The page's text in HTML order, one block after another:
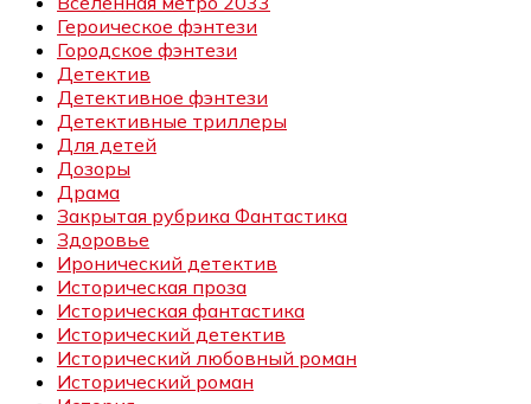
Героическое фэнтези
Городское фэнтези
Детектив
Детективное фэнтези
Детективные триллеры
Для детей
Дозоры
Драма
Закрытая рубрика Фантастика
Здоровье
Иронический детектив
Историческая проза
Историческая фантастика
Исторический детектив
Исторический любовный роман
Исторический роман